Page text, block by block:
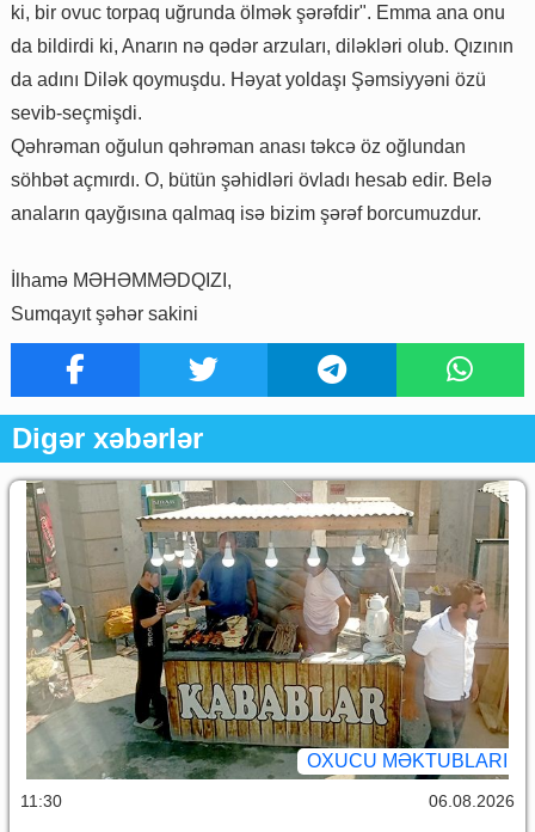
ki, bir ovuc torpaq uğrunda ölmək şərəfdir". Emma ana onu
da bildirdi ki, Anarın nə qədər arzuları, diləkləri olub. Qızının
da adını Dilək qoymuşdu. Həyat yoldaşı Şəmsiyyəni özü
sevib-seçmişdi.
Qəhrəman oğulun qəhrəman anası təkcə öz oğlundan
söhbət açmırdı. O, bütün şəhidləri övladı hesab edir. Belə
anaların qayğısına qalmaq isə bizim şərəf borcumuzdur.
İlhamə MƏHƏMMƏDQIZI,
Sumqayıt şəhər sakini
Digər xəbərlər
OXUCU MƏKTUBLARI
11:30 06.08.2026